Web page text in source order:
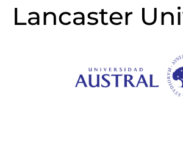
Lancaster